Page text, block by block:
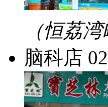
（恒荔
脑科店